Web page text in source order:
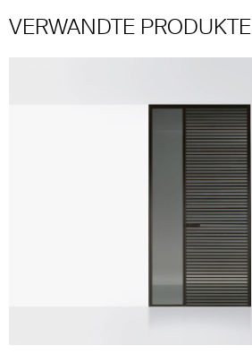
VERWANDTE PRODUKTE